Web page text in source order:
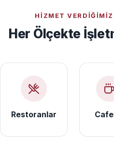
HIZMET VERDIĞIMIZ
Her Ölçekte
Restoranlar